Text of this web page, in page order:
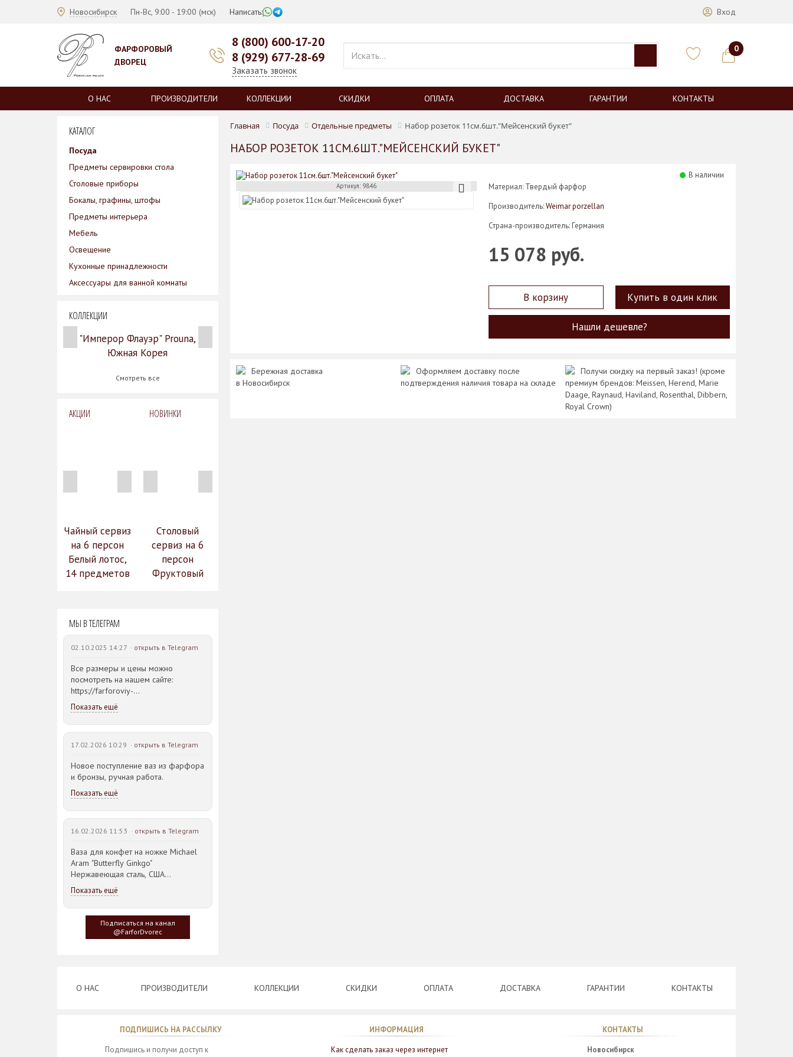
Новосибирск Пн-Вс, 9:00 - 19:00 (мск) Написать: Вход
ФАРФОРОВЫЙ
ДВОРЕЦ
8 (800) 600-17-20
8 (929) 677-28-69
Заказать звонок
0
О НАС ПРОИЗВОДИТЕЛИ КОЛЛЕКЦИИ СКИДКИ ОПЛАТА ДОСТАВКА ГАРАНТИИ КОНТАКТЫ
Главная Посуда Отдельные предметы Набор розеток 11см.6шт."Мейсенский букет"
НАБОР РОЗЕТОК 11СМ.6ШТ."МЕЙСЕНСКИЙ БУКЕТ"
Артикул: 9846
В наличии
Материал: Твердый фарфор
Производитель:Weimar porzellan
Страна-производитель: Германия
15 078 руб.
В корзину Купить в один клик
Нашли дешевле?
Бережная доставка
в Новосибирск
Оформляем доставку после
подтверждения наличия товара на складе
Получи скидку на первый заказ! (кроме
премиум брендов: Meissen, Herend, Marie
Daage, Raynaud, Haviland, Rosenthal, Dibbern,
Royal Crown)
КАТАЛОГ
Посуда
Предметы сервировки стола
Столовые приборы
Бокалы, графины, штофы
Предметы интерьера
Мебель
Освещение
Кухонные принадлежности
Аксессуары для ванной комнаты
КОЛЛЕКЦИИ
"Имперор Флауэр" Prouna,
Южная Корея
Смотреть все
АКЦИИ
Чайный сервиз
на 6 персон
Белый лотос,
14 предметов
742 руб.
НОВИНКИ
Столовый
сервиз на 6
персон
Фруктовый
МЫ В ТЕЛЕГРАМ
02.10.2025 14:27 · открыть в Telegram
Все размеры и цены можно
посмотреть на нашем сайте:
https://farforoviy-
dvorec.ru/catalog/brands/Bohemia_JIHLAVA/
Показать ещё
17.02.2026 10:29 · открыть в Telegram
Новое поступление ваз из фарфора
и бронзы, ручная работа.
Показать ещё
16.02.2026 11:53 · открыть в Telegram
Ваза для конфет на ножке Michael
Aram "Butterfly Ginkgo"
Нержавеющая сталь, США
23,5*21,5*14,5см
Идея такого дизайна предметов
сервировки стола пришла
создателю, когда он впервые
увидел дерево Гинкго Билоба, у
Показать ещё
Подписаться на канал
@FarforDvorec
О НАС ПРОИЗВОДИТЕЛИ КОЛЛЕКЦИИ СКИДКИ ОПЛАТА ДОСТАВКА ГАРАНТИИ КОНТАКТЫ
ПОДПИШИСЬ НА РАССЫЛКУ
Подпишись и получи доступ к
ИНФОРМАЦИЯ
Как сделать заказ через интернет
КОНТАКТЫ
Новосибирск